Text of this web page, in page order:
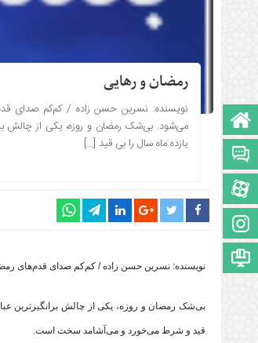
صفحه نخست
تالار گفتمان
اینستاگرام
رمضان و رهایی
نویسنده: نسرین حسن زاده / کم‌کم صدای
می‌شود. بی‌شک رمضان و روزه، یکی از چالش
یازده ماه سال را بی قید […]
نویسنده: نسرین حسن زاده / کم‌کم صدای قدم‌های
بی‌شک رمضان و روزه، یکی از چالش برانگیزترین
قید و شرط می‌خورد و می‌آشامد سخت است.